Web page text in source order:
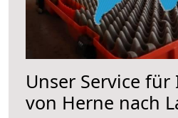
Unser Service
von Herne nach